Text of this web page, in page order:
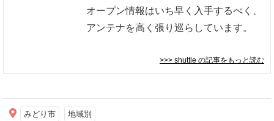
オープン情報はいち早く入手するべく、
アンテナを高く張り巡らしています。
>>> shuttle の記事をもっと読む
みどり市 地域別